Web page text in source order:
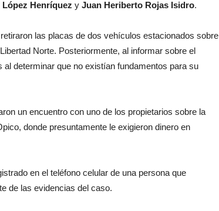
López Henríquez y Juan Heriberto Rojas Isidro.
las placas de dos vehículos estacionados sobre
Norte. Posteriormente, al informar sobre el
determinar que no existían fundamentos para su
un encuentro con uno de los propietarios sobre la
donde presuntamente le exigieron dinero en
en el teléfono celular de una persona que
de las evidencias del caso.